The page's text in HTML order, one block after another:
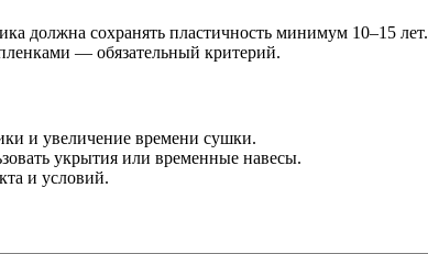
должна сохранять пластичность минимум 10–15 лет.
— обязательный критерий.
и увеличение времени сушки.
укрытия или временные навесы.
и условий.